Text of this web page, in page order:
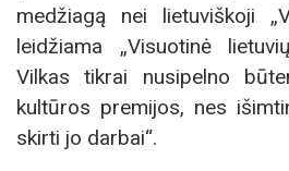
medžiagą nei lietuviškoji
leidžiama „Visuotinė
Vilkas tikrai nusipelno
kultūros premijos, nes
skirti jo darbai“.